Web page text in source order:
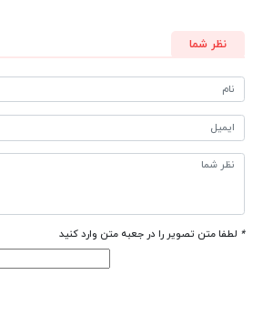
نظر شما
* لطفا متن تصویر را در جعبه متن وارد کنید